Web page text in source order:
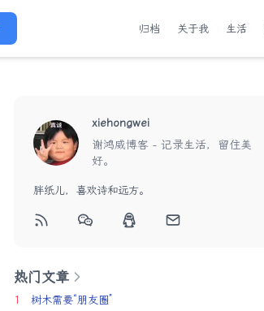
归档 关于我 生活
xiehongwei
谢鸿威博客 - 记录生活，留住美
好。
胖纸儿，喜欢诗和远方。
热门文章
1 树木需要“朋友圈”